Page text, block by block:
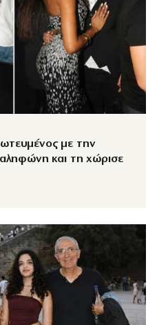
με την
και τη χώρισε